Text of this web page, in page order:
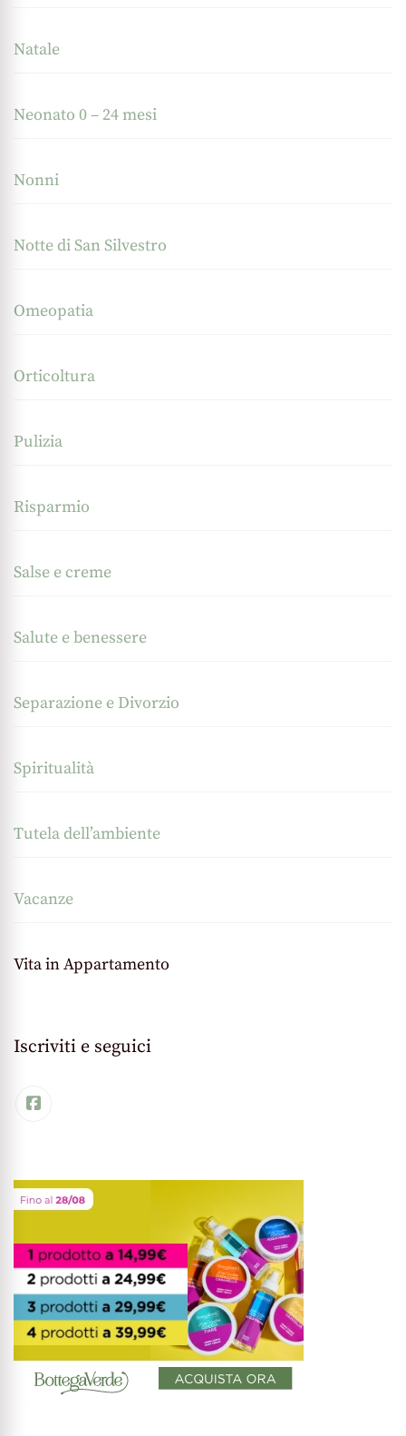
Natale
Neonato 0 – 24 mesi
Nonni
Notte di San Silvestro
Omeopatia
Orticoltura
Pulizia
Risparmio
Salse e creme
Salute e benessere
Separazione e Divorzio
Spiritualità
Tutela dell’ambiente
Vacanze
Vita in Appartamento
Iscriviti e seguici